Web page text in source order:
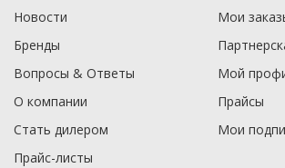
Новости
Бренды
Вопросы & Ответы
О компании
Стать дилером
Прайс-листы
Мои
Мой
Прайсы
Мои